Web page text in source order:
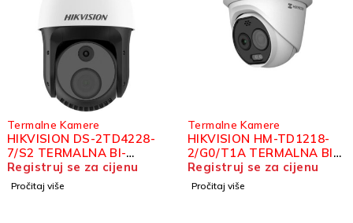
2TD4228-
BI-
SPEED
cijenu
Termalne Kamere
HIKVISION HM-TD1218-
2/G0/T1A TERMALNA BI-
SPECTRUM IP TURRET
Registruj se za cijenu
HIKVISION
10/G1/T3A
Registruj